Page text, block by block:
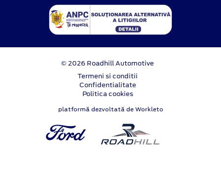
© 2026 Roadhill Automotive
Termeni si conditii
Confidentialitate
Politica cookies
platformă dezvoltată de Workleto